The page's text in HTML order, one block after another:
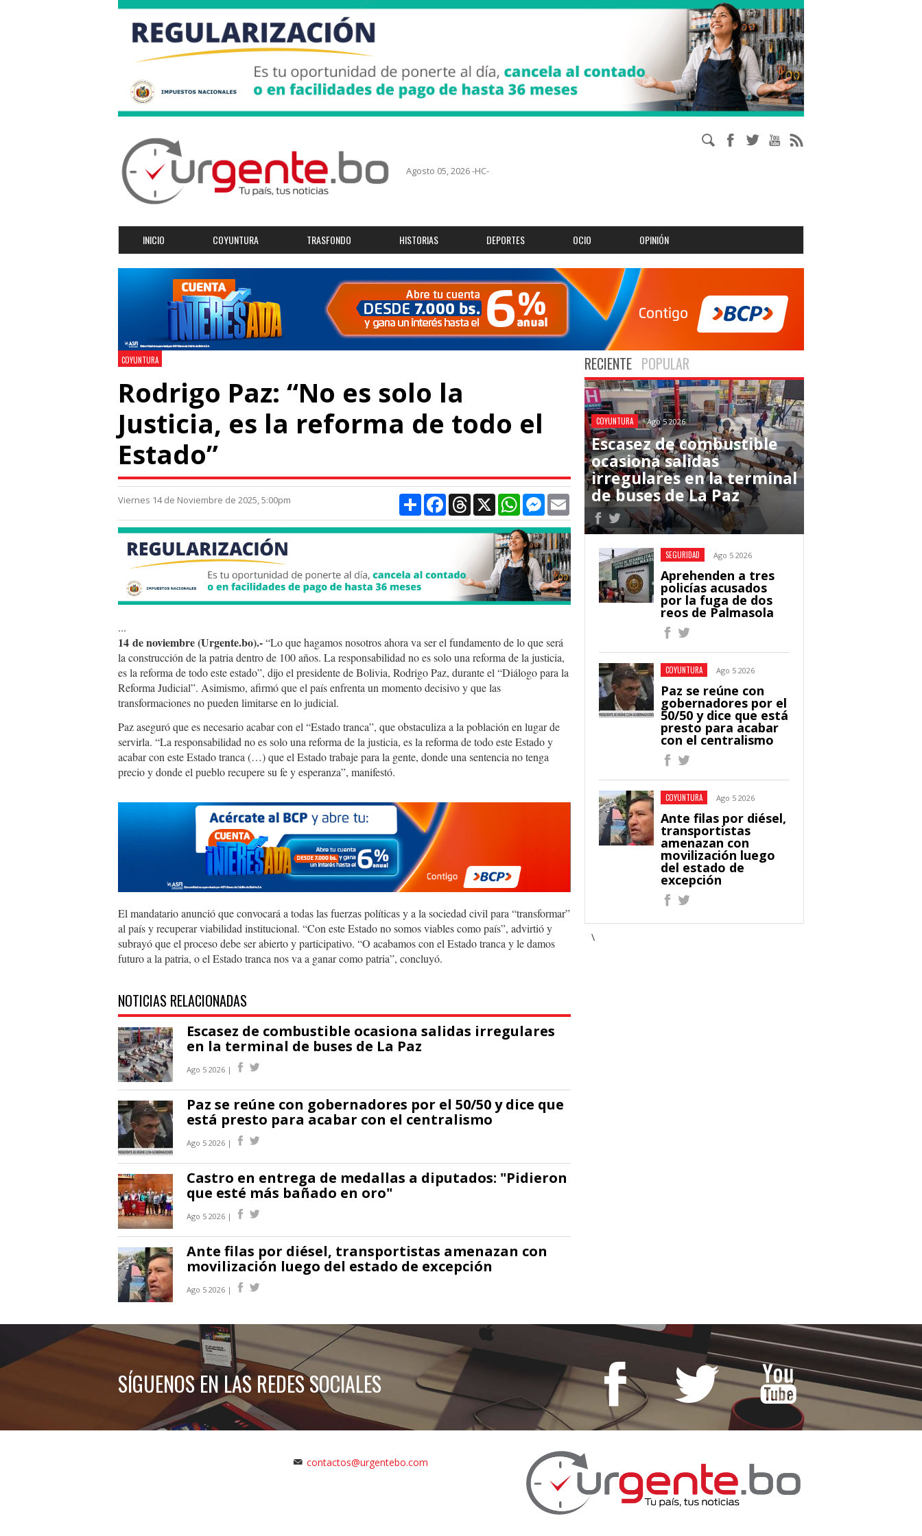
Agosto 05, 2026 -HC-
INICIO COYUNTURA TRASFONDO HISTORIAS DEPORTES OCIO OPINIÓN
COYUNTURA
Rodrigo Paz: “No es solo la
Justicia, es la reforma de todo el
Estado”
Viernes 14 de Noviembre de 2025, 5:00pm CompartirFacebookThreads
X WhatsAppMessengerEmail
...
14 de noviembre (Urgente.bo).-“Lo que hagamos nosotros ahora va ser el fundamento de lo que será
la construcción de la patria dentro de 100 años. La responsabilidad no es solo una reforma de la justicia,
es la reforma de todo este estado”, dijo el presidente de Bolivia, Rodrigo Paz, durante el “Diálogo para la
Reforma Judicial”. Asimismo, afirmó que el país enfrenta un momento decisivo y que las
transformaciones no pueden limitarse en lo judicial.
Paz aseguró que es necesario acabar con el “Estado tranca”, que obstaculiza a la población en lugar de
servirla. “La responsabilidad no es solo una reforma de la justicia, es la reforma de todo este Estado y
acabar con este Estado tranca (…) que el Estado trabaje para la gente, donde una sentencia no tenga
precio y donde el pueblo recupere su fe y esperanza”, manifestó.
El mandatario anunció que convocará a todas las fuerzas políticas y a la sociedad civil para “transformar”
al país y recuperar viabilidad institucional. “Con este Estado no somos viables como país”, advirtió y
subrayó que el proceso debe ser abierto y participativo. “O acabamos con el Estado tranca y le damos
futuro a la patria, o el Estado tranca nos va a ganar como patria”, concluyó.
NOTICIAS RELACIONADAS
Escasez de combustible ocasiona salidas irregulares
en la terminal de buses de La Paz
Ago 5 2026 |
Paz se reúne con gobernadores por el 50/50 y dice que
está presto para acabar con el centralismo
Ago 5 2026 |
Castro en entrega de medallas a diputados: "Pidieron
que esté más bañado en oro"
Ago 5 2026 |
Ante filas por diésel, transportistas amenazan con
movilización luego del estado de excepción
Ago 5 2026 |
RECIENTE POPULAR
COYUNTURA Ago 5 2026
Escasez de combustible
ocasiona salidas
irregulares en la terminal
de buses de La Paz
SEGURIDAD Ago 5 2026
Aprehenden a tres
policías acusados
por la fuga de dos
reos de Palmasola
COYUNTURA Ago 5 2026
Paz se reúne con
gobernadores por el
50/50 y dice que está
presto para acabar
con el centralismo
COYUNTURA Ago 5 2026
Ante filas por diésel,
transportistas
amenazan con
movilización luego
del estado de
excepción
\
SÍGUENOS EN LAS REDES SOCIALES
contactos@urgentebo.com